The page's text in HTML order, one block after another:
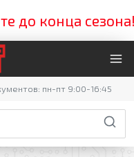
до конца
пн-пт 9:00-16:45